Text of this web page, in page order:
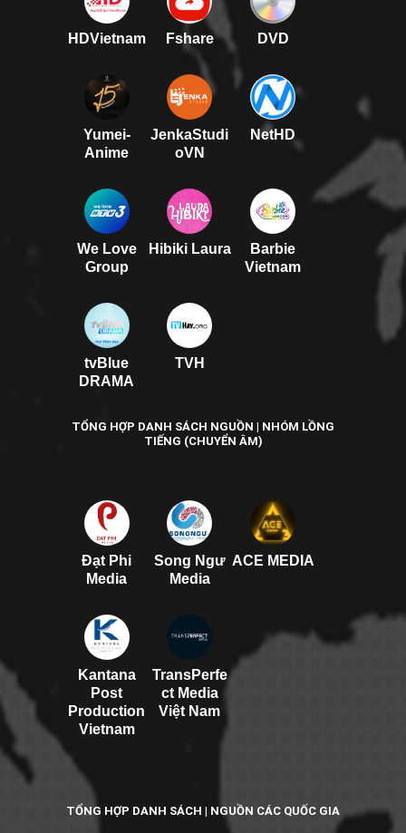
HDVietnam Fshare DVD
Yumei-
Anime
JenkaStudi
oVN
NetHD
We Love
Group
Hibiki Laura
Barbie
Vietnam
tvBlue
DRAMA
TVH
TỔNG HỢP DANH SÁCH NGUỒN | NHÓM LỒNG
TIẾNG (CHUYỂN ÂM)
Đạt Phi
Media
Song Ngư
Media
ACE MEDIA
Kantana
Post
Production
Vietnam
TransPerfe
ct Media
Việt Nam
TỔNG HỢP DANH SÁCH | NGUỒN CÁC QUỐC GIA